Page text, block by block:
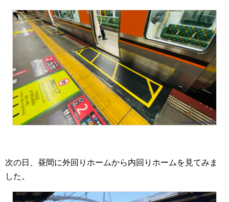
次の日、昼間に外回りホームから内回りホームを見てみま
した。